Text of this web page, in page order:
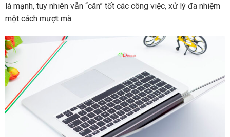
là mạnh, tuy nhiên vẫn “cân” tốt các công việc, xử lý đa nhiệm
một cách mượt mà.